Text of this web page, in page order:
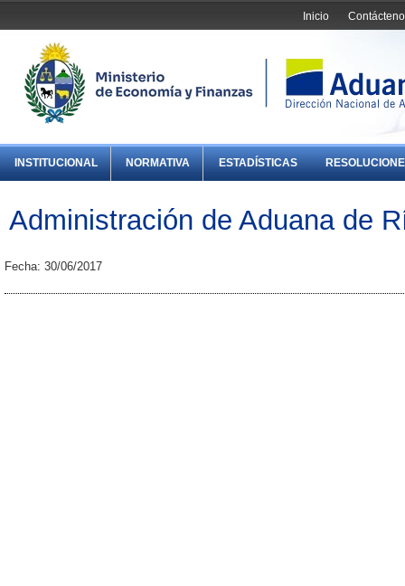
Inicio
INSTITUCIONAL NORMATIVA ESTADÍSTICAS
Administración de Aduana de
Fecha: 30/06/2017